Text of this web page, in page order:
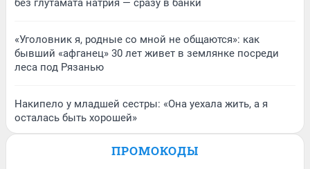
«Уголовник я, родные со мной не общаются»: как
бывший «афганец» 30 лет живет в землянке посреди
леса под Рязанью
Накипело у младшей сестры: «Она уехала жить, а я
осталась быть хорошей»
ПРОМОКОДЫ